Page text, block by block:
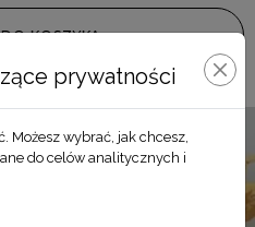
KOSZYKA
prywatności
Możesz wybrać, jak chcesz,
do celów analitycznych i